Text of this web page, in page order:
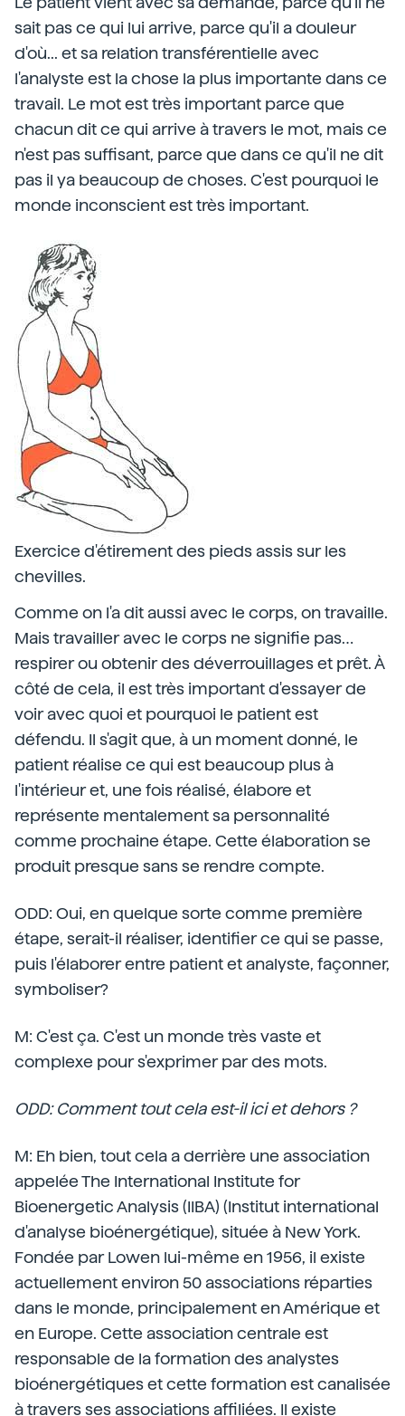
sait pas ce qui lui arrive, parce qu'il a douleur
d'où... et sa relation transférentielle avec
l'analyste est la chose la plus importante dans ce
travail. Le mot est très important parce que
chacun dit ce qui arrive à travers le mot, mais ce
n'est pas suffisant, parce que dans ce qu'il ne dit
pas il ya beaucoup de choses. C'est pourquoi le
monde inconscient est très important.
Exercice d'étirement des pieds assis sur les
chevilles.
Comme on l'a dit aussi avec le corps, on travaille.
Mais travailler avec le corps ne signifie pas…
respirer ou obtenir des déverrouillages et prêt. À
côté de cela, il est très important d'essayer de
voir avec quoi et pourquoi le patient est
défendu. Il s'agit que, à un moment donné, le
patient réalise ce qui est beaucoup plus à
l'intérieur et, une fois réalisé, élabore et
représente mentalement sa personnalité
comme prochaine étape. Cette élaboration se
produit presque sans se rendre compte.
ODD: Oui, en quelque sorte comme première
étape, serait-il réaliser, identifier ce qui se passe,
puis l'élaborer entre patient et analyste, façonner,
symboliser?
M: C'est ça. C'est un monde très vaste et
complexe pour s'exprimer par des mots.
ODD: Comment tout cela est-il ici et dehors ?
M: Eh bien, tout cela a derrière une association
appelée The International Institute for
Bioenergetic Analysis (IIBA) (Institut international
d'analyse bioénergétique), située à New York.
Fondée par Lowen lui-même en 1956, il existe
actuellement environ 50 associations réparties
dans le monde, principalement en Amérique et
en Europe. Cette association centrale est
responsable de la formation des analystes
bioénergétiques et cette formation est canalisée
à travers ses associations affiliées. Il existe